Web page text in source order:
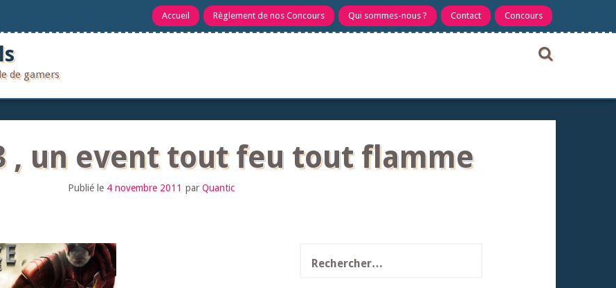
Accueil Règlement de nos Concours Qui sommes-nous ? Contact Concours
de gamers
, un event tout feu tout flamme
Publié le 4 novembre 2011 par Quantic